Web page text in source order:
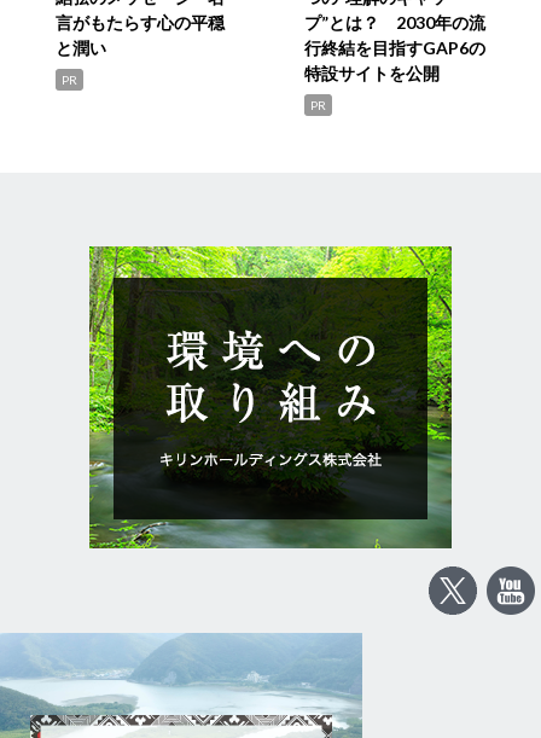
言がもたらす心の平穏
と潤い
PR
プ”とは？ 2030年の流
行終結を目指すGAP6の
特設サイトを公開
PR